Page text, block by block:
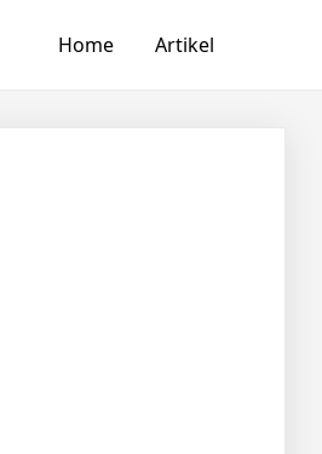
Home Artikel